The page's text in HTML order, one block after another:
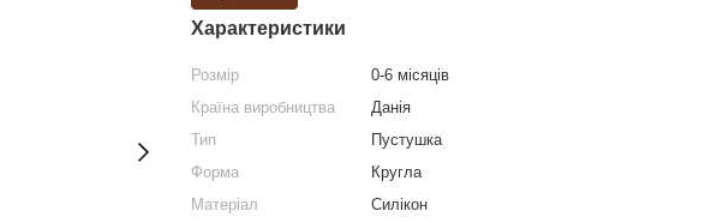
Характеристики
Розмір
0-6 місяців
Країна виробництва
Данія
Тип
Пустушка
Форма
Кругла
Матеріал
Силікон